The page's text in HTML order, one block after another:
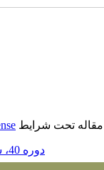
مقاله تحت شرایط
دوره 40، شماره 174 - ( 4-1400 )